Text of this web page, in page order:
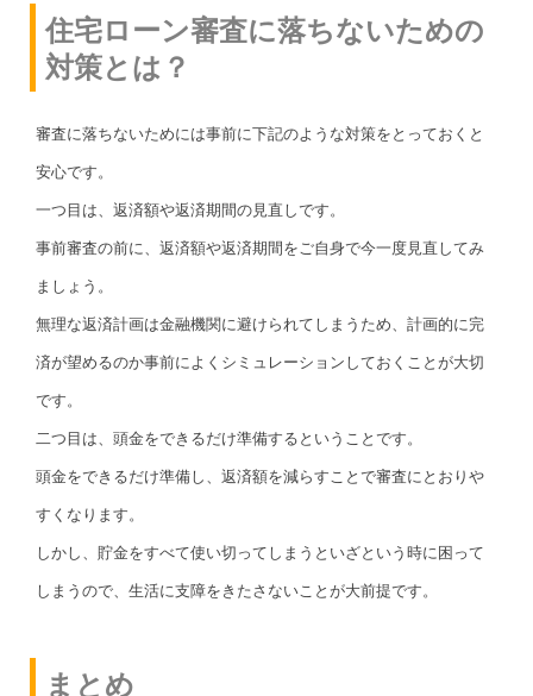
住宅ローン審査に落ちないための
対策とは？
審査に落ちないためには事前に下記のような対策をとっておくと
安心です。
一つ目は、返済額や返済期間の見直しです。
事前審査の前に、返済額や返済期間をご自身で今一度見直してみ
ましょう。
無理な返済計画は金融機関に避けられてしまうため、計画的に完
済が望めるのか事前によくシミュレーションしておくことが大切
です。
二つ目は、頭金をできるだけ準備するということです。
頭金をできるだけ準備し、返済額を減らすことで審査にとおりや
すくなります。
しかし、貯金をすべて使い切ってしまうといざという時に困って
しまうので、生活に支障をきたさないことが大前提です。
まとめ